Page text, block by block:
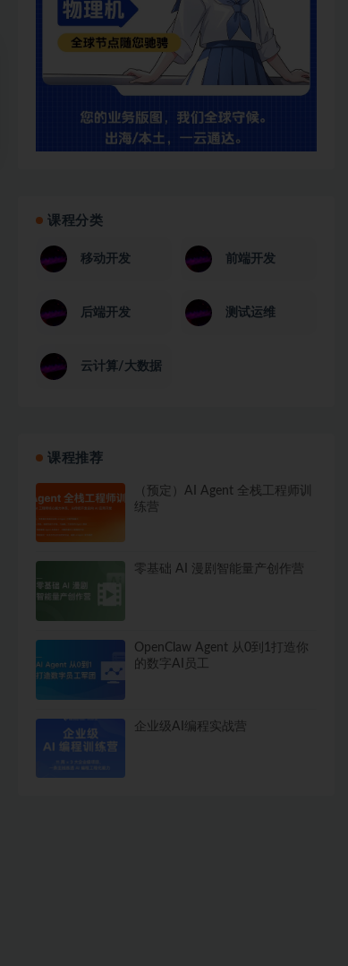
课程分类
移动开发 前端开发
后端开发 测试运维
云计算/大数据
课程推荐
（预定）AI Agent 全栈工程师训
练营
零基础 AI 漫剧智能量产创作营
OpenClaw Agent 从0到1打造你
的数字AI员工
企业级AI编程实战营